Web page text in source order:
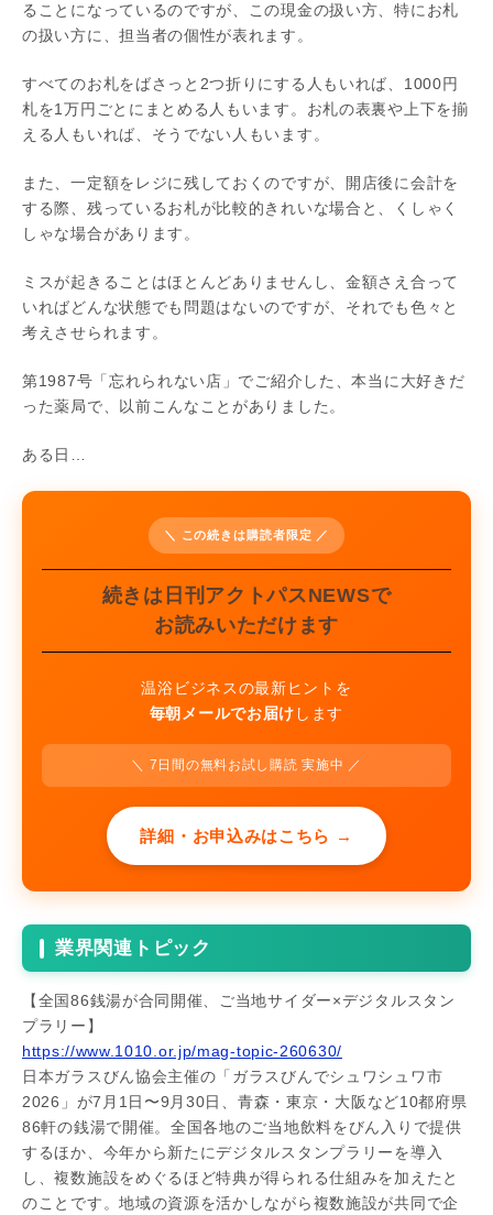
ることになっているのですが、この現金の扱い方、特にお札
の扱い方に、担当者の個性が表れます。
すべてのお札をばさっと2つ折りにする人もいれば、1000円
札を1万円ごとにまとめる人もいます。お札の表裏や上下を揃
える人もいれば、そうでない人もいます。
また、一定額をレジに残しておくのですが、開店後に会計を
する際、残っているお札が比較的きれいな場合と、くしゃく
しゃな場合があります。
ミスが起きることはほとんどありませんし、金額さえ合って
いればどんな状態でも問題はないのですが、それでも色々と
考えさせられます。
第1987号「忘れられない店」でご紹介した、本当に大好きだ
った薬局で、以前こんなことがありました。
ある日…
＼ この続きは購読者限定 ／
続きは日刊アクトパスNEWSで
お読みいただけます
温浴ビジネスの最新ヒントを
毎朝メールでお届け します
＼ 7日間の無料お試し購読 実施中 ／
詳細・お申込みはこちら →
業界関連トピック
【全国86銭湯が合同開催、ご当地サイダー×デジタルスタン
プラリー】
https://www.1010.or.jp/mag-topic-260630/
日本ガラスびん協会主催の「ガラスびんでシュワシュワ市
2026」が7月1日〜9月30日、青森・東京・大阪など10都府県
86軒の銭湯で開催。全国各地のご当地飲料をびん入りで提供
するほか、今年から新たにデジタルスタンプラリーを導入
し、複数施設をめぐるほど特典が得られる仕組みを加えたと
のことです。地域の資源を活かしながら複数施設が共同で企